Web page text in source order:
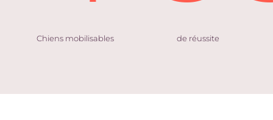
Chiens mobilisables de réussite